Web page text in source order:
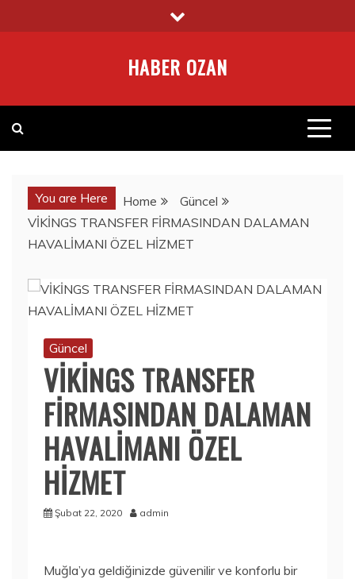
to
HABER OZAN
You are Here Home
Güncel
VİKİNGS TRANSFER FİRMASINDAN DALAMAN
HAVALİMANI ÖZEL HİZMET
Güncel
VİKİNGS TRANSFER
FİRMASINDAN DALAMAN
HAVALİMANI ÖZEL
HİZMET
Şubat 22, 2020 admin
Muğla’ya geldiğinizde güvenilir ve konforlu bir